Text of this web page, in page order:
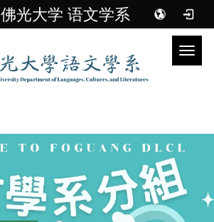
佛光大学 语文学系